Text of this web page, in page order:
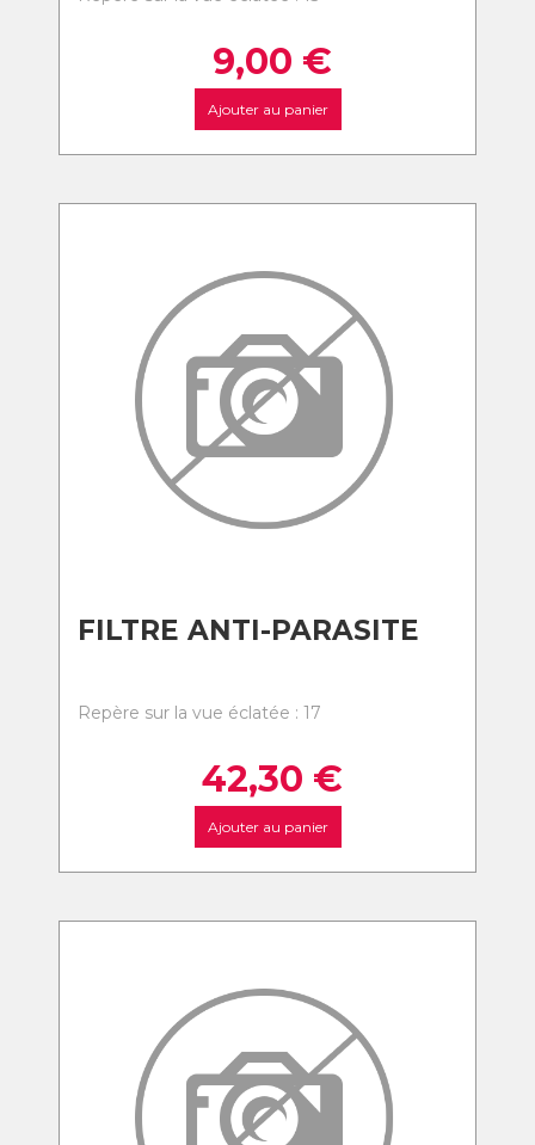
9,00 €
Ajouter au panier
FILTRE ANTI-PARASITE
Repère sur la vue éclatée : 17
42,30 €
Ajouter au panier